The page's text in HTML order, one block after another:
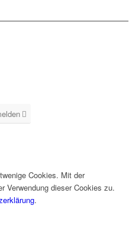
Cookies. Mit der
Verwendung dieser Cookies zu.
.